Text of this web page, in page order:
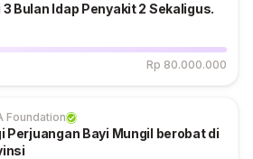
3 Bulan Idap Penyakit 2 Sekaligus.
Rp 80.000.000
Foundation
Perjuangan Bayi Mungil berobat di